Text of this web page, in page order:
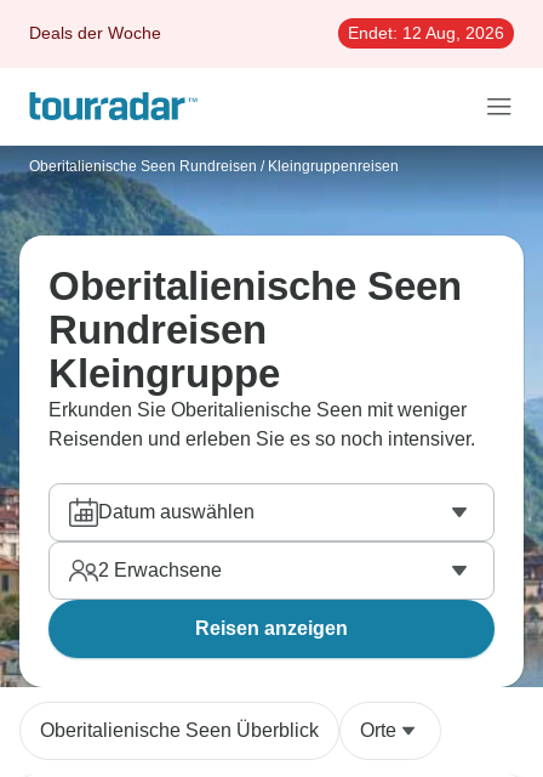
Deals der Woche Endet: 12 Aug, 2026
Oberitalienische Seen Rundreisen / Kleingruppenreisen
Oberitalienische Seen
Rundreisen
Kleingruppe
Erkunden Sie Oberitalienische Seen mit weniger
Reisenden und erleben Sie es so noch intensiver.
Datum auswählen
2 Erwachsene
Reisen anzeigen
Oberitalienische Seen Überblick Orte